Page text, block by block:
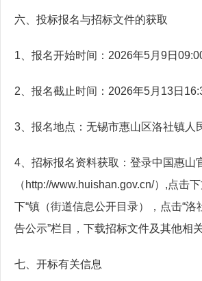
六、投标报名与招标文件的获取
1、报名开始时间：2026年5月9日
2、报名截止时间：2026年5月13日
3、报名地点：无锡市惠山区洛社镇人
4、招标报名资料获取：登录中国惠山
（http://www.huishan.gov.cn/）,点击下
下“镇（街道信息公开目录），点击“洛
告公示”栏目，下载招标文件及其他相关
七、开标有关信息